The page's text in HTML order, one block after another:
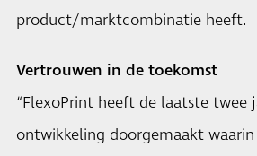
product/marktcombinatie heeft.
Vertrouwen in de toekomst
“FlexoPrint heeft de laatste twee
ontwikkeling doorgemaakt